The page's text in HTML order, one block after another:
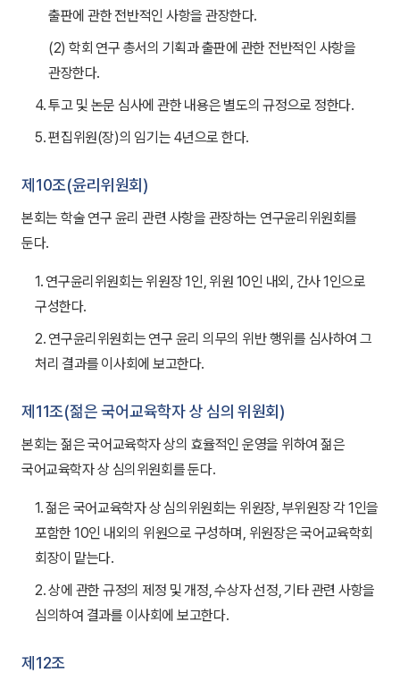
출판에 관한 전반적인 사항을 관장한다.
(2) 학회 연구 총서의 기획과 출판에 관한 전반적인 사항을
관장한다.
4. 투고 및 논문 심사에 관한 내용은 별도의 규정으로 정한다.
5. 편집위원(장)의 임기는 4년으로 한다.
제10조(윤리위원회)
본회는 학술 연구 윤리 관련 사항을 관장하는 연구윤리위원회를
둔다.
1. 연구윤리위원회는 위원장 1인, 위원 10인 내외, 간사 1인으로
구성한다.
2. 연구윤리위원회는 연구 윤리 의무의 위반 행위를 심사하여 그
처리 결과를 이사회에 보고한다.
제11조(젊은 국어교육학자 상 심의 위원회)
본회는 젊은 국어교육학자 상의 효율적인 운영을 위하여 젊은
국어교육학자 상 심의위원회를 둔다.
1. 젊은 국어교육학자 상 심의위원회는 위원장, 부위원장 각 1인을
포함한 10인 내외의 위원으로 구성하며, 위원장은 국어교육학회
회장이 맡는다.
2. 상에 관한 규정의 제정 및 개정, 수상자 선정, 기타 관련 사항을
심의하여 결과를 이사회에 보고한다.
제12조